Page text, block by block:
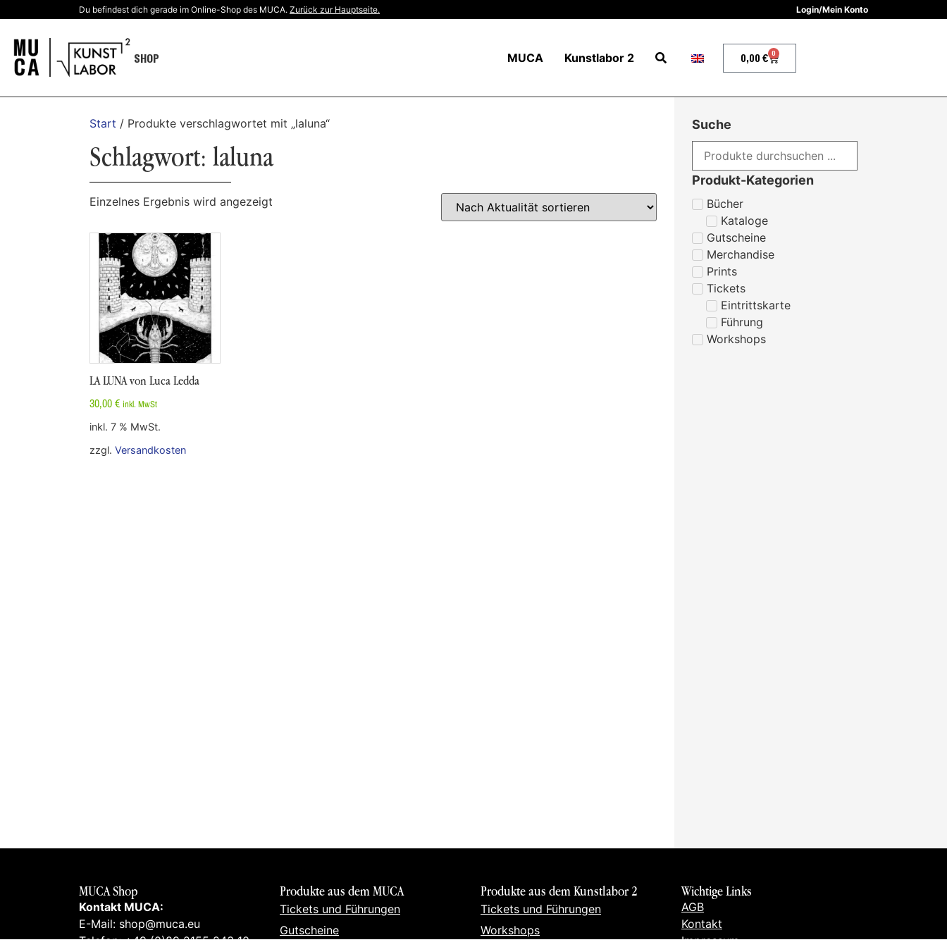
Du befindest dich gerade im Online-Shop des MUCA. Zurück zur Hauptseite. Login/Mein Konto
SHOP MUCA Kunstlabor 2 0,00 € 0
Start / Produkte verschlagwortet mit „laluna“
Schlagwort: laluna
Einzelnes Ergebnis wird angezeigt
LA LUNA von Luca Ledda
30,00€ inkl. MwSt
inkl. 7 % MwSt.
zzgl. Versandkosten
Suche
Produkt-Kategorien
Bücher
Kataloge
Gutscheine
Merchandise
Prints
Tickets
Eintrittskarte
Führung
Workshops
MUCA Shop
Kontakt MUCA:
E-Mail: shop@muca.eu
Telefon: +49 (0)89 2155 243 10
Produkte aus dem MUCA
Tickets und Führungen
Gutscheine
Produkte aus dem Kunstlabor 2
Tickets und Führungen
Workshops
Wichtige Links
AGB
Kontakt
Impressum